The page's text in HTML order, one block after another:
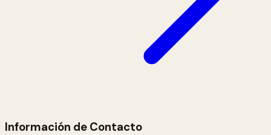
Información de Contacto